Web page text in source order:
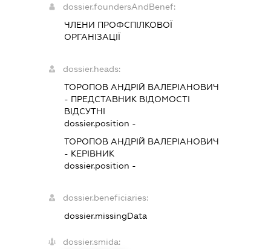
dossier.foundersAndBenef:
ЧЛЕНИ ПРОФСПІЛКОВОЇ
ОРГАНІЗАЦІЇ
dossier.heads:
ТОРОПОВ АНДРІЙ ВАЛЕРІАНОВИЧ
- ПРЕДСТАВНИК ВІДОМОСТІ
ВІДСУТНІ
dossier.position -
ТОРОПОВ АНДРІЙ ВАЛЕРІАНОВИЧ
- КЕРІВНИК
dossier.position -
dossier.beneficiaries:
dossier.missingData
dossier.smida: